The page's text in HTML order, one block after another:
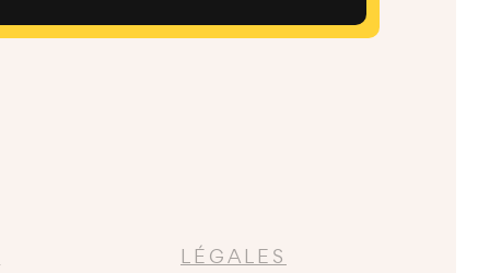
LÉGALES